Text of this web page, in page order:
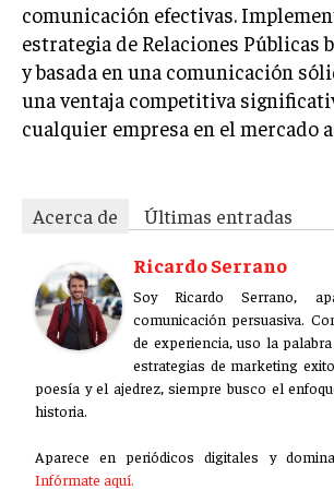
comunicación efectivas.
estrategia de Relaciones Públicas
y basada en una comunicación
una ventaja competitiva
cualquier empresa en el mercado
Acerca de
Últimas entradas
Ricardo Serrano
Soy Ricardo Serrano,
comunicación persuasiva.
de experiencia, uso la
estrategias de marketing
poesía y el ajedrez, siempre busco el
historia.
Aparece en periódicos digitales y
Infórmate aquí.